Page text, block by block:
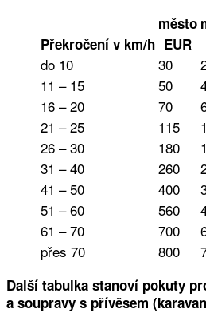
město
Překročení v km/h EUR
do 10 30
11 – 15
50
16 – 20
70
21 – 25
115
26 – 30
180
31 – 40
260
41 – 50
400
51 – 60
560
61 – 70
700
přes 70
800
Další tabulka stanoví pokuty
a soupravy s přívěsem